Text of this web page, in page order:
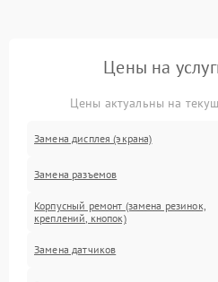
Цены на
Цены актуальны на
Замена дисплея (экрана)
Замена разъемов
Корпусный ремонт (замена резинок,
креплений, кнопок)
Замена датчиков